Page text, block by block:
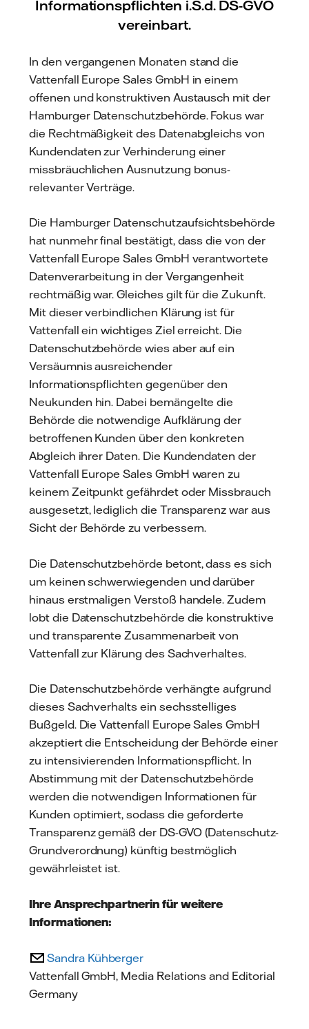
Informationspflichten i.S.d. DS-GVO
vereinbart.
In den vergangenen Monaten stand die
Vattenfall Europe Sales GmbH in einem
offenen und konstruktiven Austausch mit der
Hamburger Datenschutzbehörde. Fokus war
die Rechtmäßigkeit des Datenabgleichs von
Kundendaten zur Verhinderung einer
missbräuchlichen Ausnutzung bonus-
relevanter Verträge.
Die Hamburger Datenschutzaufsichtsbehörde
hat nunmehr final bestätigt, dass die von der
Vattenfall Europe Sales GmbH verantwortete
Datenverarbeitung in der Vergangenheit
rechtmäßig war. Gleiches gilt für die Zukunft.
Mit dieser verbindlichen Klärung ist für
Vattenfall ein wichtiges Ziel erreicht. Die
Datenschutzbehörde wies aber auf ein
Versäumnis ausreichender
Informationspflichten gegenüber den
Neukunden hin. Dabei bemängelte die
Behörde die notwendige Aufklärung der
betroffenen Kunden über den konkreten
Abgleich ihrer Daten. Die Kundendaten der
Vattenfall Europe Sales GmbH waren zu
keinem Zeitpunkt gefährdet oder Missbrauch
ausgesetzt, lediglich die Transparenz war aus
Sicht der Behörde zu verbessern.
Die Datenschutzbehörde betont, dass es sich
um keinen schwerwiegenden und darüber
hinaus erstmaligen Verstoß handele. Zudem
lobt die Datenschutzbehörde die konstruktive
und transparente Zusammenarbeit von
Vattenfall zur Klärung des Sachverhaltes.
Die Datenschutzbehörde verhängte aufgrund
dieses Sachverhalts ein sechsstelliges
Bußgeld. Die Vattenfall Europe Sales GmbH
akzeptiert die Entscheidung der Behörde einer
zu intensivierenden Informationspflicht. In
Abstimmung mit der Datenschutzbehörde
werden die notwendigen Informationen für
Kunden optimiert, sodass die geforderte
Transparenz gemäß der DS-GVO (Datenschutz-
Grundverordnung) künftig bestmöglich
gewährleistet ist.
Ihre Ansprechpartnerin für weitere
Informationen:
Sandra Kühberger
Vattenfall GmbH, Media Relations and Editorial
Germany